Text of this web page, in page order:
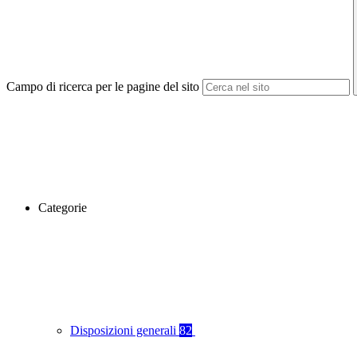
Campo di ricerca per le pagine del sito
Categorie
Disposizioni generali 82